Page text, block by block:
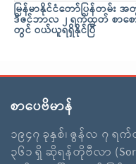
မြန်မာနိုင်ငံတော်ပြန်တမ်း အ
ဒီဇင်ဘာလ ၂ ရက်ထုတ် စာစေ
တွင် ဝယ်ယူရရှိနိုင်ပြီ
စာပေဗိမာန်
၁၉၄၇ ခုနှစ်၊ ဇွန်လ ၇ ရ
၃၆၁ ရှိ ဆိုရန်တိုဗီလာ